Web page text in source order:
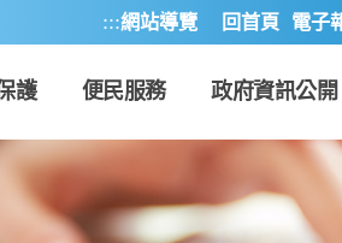
:::網站導覽 回首頁 電子
護 便民服務 政府資訊公開